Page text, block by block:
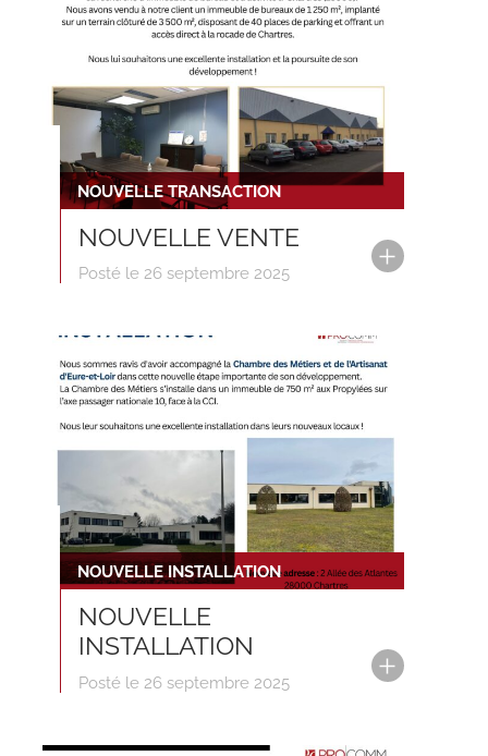
NOUVELLE TRANSACTION
NOUVELLE VENTE
Posté le 26 septembre 2025
NOUVELLE INSTALLATION
NOUVELLE
INSTALLATION
Posté le 26 septembre 2025